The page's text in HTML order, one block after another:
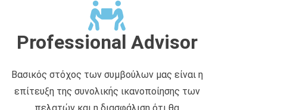
Professional Advisor
Βασικός στόχος των συμβούλων μας είναι η
επίτευξη της συνολικής ικανοποίησης των